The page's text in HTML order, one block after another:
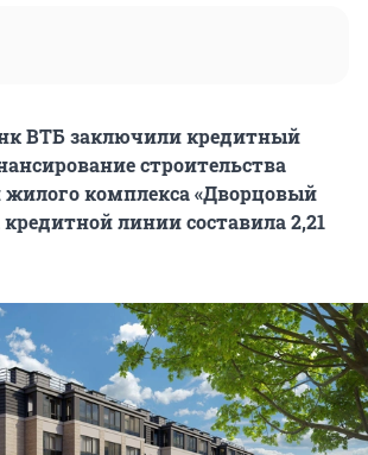
ВТБ заключили кредитный
строительства
жилого комплекса «Дворцовый
линии составила 2,21